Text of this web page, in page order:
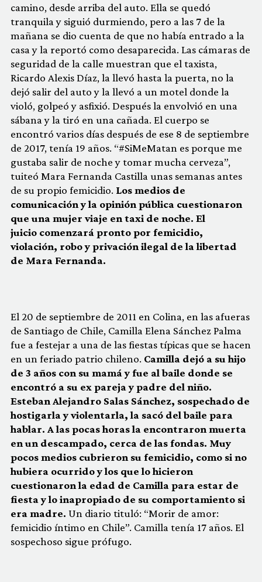
camino, desde arriba del auto. Ella se quedó
tranquila y siguió durmiendo, pero a las 7 de la
mañana se dio cuenta de que no había entrado a la
casa y la reportó como desaparecida. Las cámaras de
seguridad de la calle muestran que el taxista,
Ricardo Alexis Díaz, la llevó hasta la puerta, no la
dejó salir del auto y la llevó a un motel donde la
violó, golpeó y asfixió. Después la envolvió en una
sábana y la tiró en una cañada. El cuerpo se
encontró varios días después de ese 8 de septiembre
de 2017, tenía 19 años. “#SiMeMatan es porque me
gustaba salir de noche y tomar mucha cerveza”,
tuiteó Mara Fernanda Castilla unas semanas antes
de su propio femicidio. Los medios de
comunicación y la opinión pública cuestionaron
que una mujer viaje en taxi de noche. El
juicio comenzará pronto por femicidio,
violación, robo y privación ilegal de la libertad
de Mara Fernanda.
El 20 de septiembre de 2011 en Colina, en las afueras
de Santiago de Chile, Camilla Elena Sánchez Palma
fue a festejar a una de las fiestas típicas que se hacen
en un feriado patrio chileno. Camilla dejó a su hijo
de 3 años con su mamá y fue al baile donde se
encontró a su ex pareja y padre del niño.
Esteban Alejandro Salas Sánchez, sospechado de
hostigarla y violentarla, la sacó del baile para
hablar. A las pocas horas la encontraron muerta
en un descampado, cerca de las fondas. Muy
pocos medios cubrieron su femicidio, como si no
hubiera ocurrido y los que lo hicieron
cuestionaron la edad de Camilla para estar de
fiesta y lo inapropiado de su comportamiento si
era madre. Un diario tituló: “Morir de amor:
femicidio íntimo en Chile”. Camilla tenía 17 años. El
sospechoso sigue prófugo.